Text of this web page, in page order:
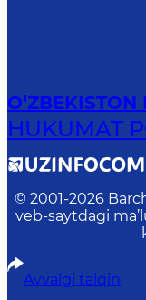
HUKUMAT
© 2001-2026
veb-saytdagi
Avvalgi talqin